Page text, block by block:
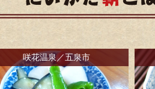
咲花温泉／五泉市